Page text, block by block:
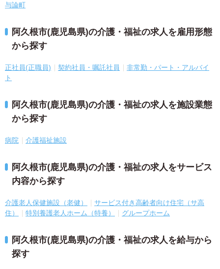
与論町
阿久根市(鹿児島県)の介護・福祉の求人を雇用形態
から探す
正社員(正職員) 契約社員・嘱託社員
非常勤・パート・アルバイ
ト
阿久根市(鹿児島県)の介護・福祉の求人を施設業態
から探す
病院 介護福祉施設
阿久根市(鹿児島県)の介護・福祉の求人をサービス
内容から探す
介護老人保健施設（老健）
サービス付き高齢者向け住宅（サ高
住）
特別養護老人ホーム（特養） グループホーム
阿久根市(鹿児島県)の介護・福祉の求人を給与から
探す